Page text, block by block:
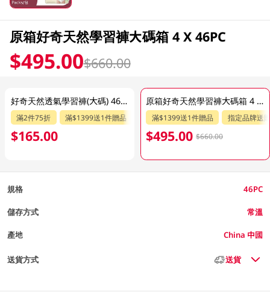
原箱好奇天然學習褲大碼箱 4 X 46PC
$495.00$660.00
好奇天然透氣學習褲(大碼) 46PC
滿2件75折 滿$1399送1件贈品 指定品牌送贈品
$165.00
原箱好奇天然學習褲大碼箱 4 X 46PC
滿$1399送1件贈品 指定品牌送
$495.00 $660.00
規格 46PC
儲存方式 常溫
產地 China 中國
送貨方式 送貨